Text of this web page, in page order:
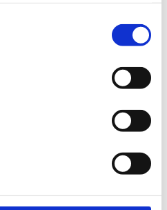
4 Monate) erweitert
Umsetzung zu
Sie